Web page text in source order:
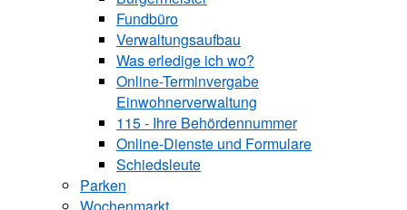
Fundbüro
Verwaltungsaufbau
Was erledige ich wo?
Online-Terminvergabe
Einwohnerverwaltung
115 - Ihre Behördennummer
Online-Dienste und Formulare
Schiedsleute
Parken